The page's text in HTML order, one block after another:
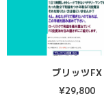
ブリッツFX
¥29,800